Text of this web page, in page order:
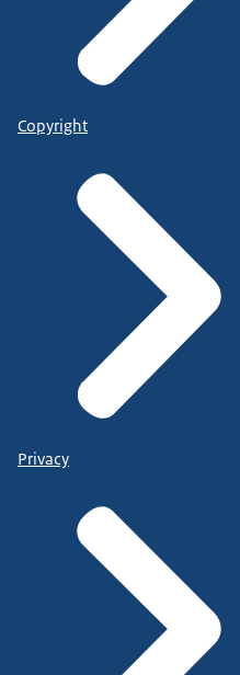
Copyright
Privacy